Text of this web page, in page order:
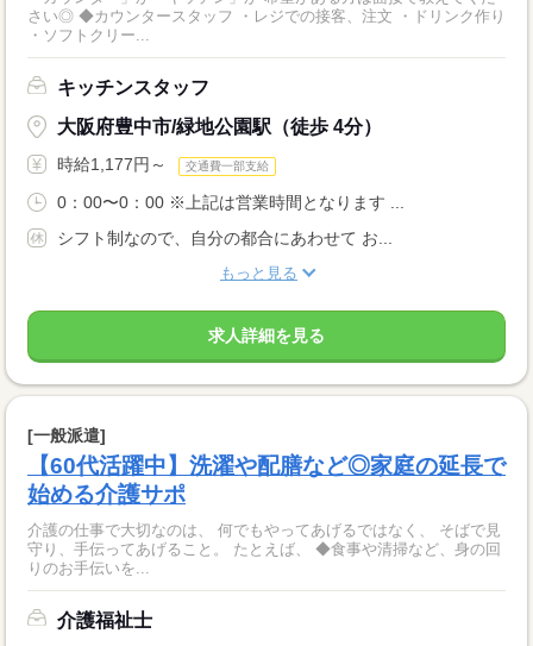
さい◎ ◆カウンタースタッフ ・レジでの接客、注文 ・ドリンク作り
・ソフトクリー...
キッチンスタッフ
大阪府豊中市/緑地公園駅（徒歩 4分）
時給1,177円～ 交通費一部支給
0：00〜0：00 ※上記は営業時間となります ...
シフト制なので、自分の都合にあわせて お...
もっと見る
求人詳細を見る
[一般派遣]
【60代活躍中】洗濯や配膳など◎家庭の延長で
始める介護サポ
介護の仕事で大切なのは、 何でもやってあげるではなく、 そばで見
守り、手伝ってあげること。 たとえば、 ◆食事や清掃など、身の回
りのお手伝いを...
介護福祉士